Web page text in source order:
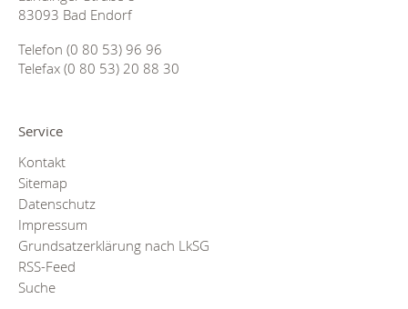
83093 Bad Endorf
Telefon (0 80 53) 96 96
Telefax (0 80 53) 20 88 30
Service
Kontakt
Sitemap
Datenschutz
Impressum
Grundsatzerklärung nach LkSG
RSS-Feed
Suche